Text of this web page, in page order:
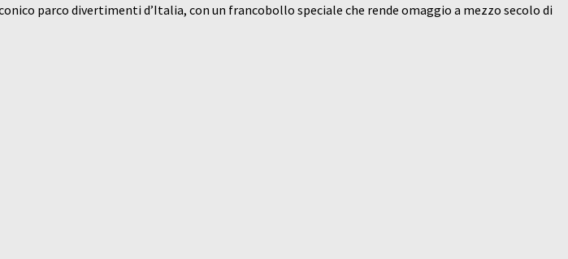
parco divertimenti d’Italia, con un francobollo speciale che rende omaggio a mezzo secolo di